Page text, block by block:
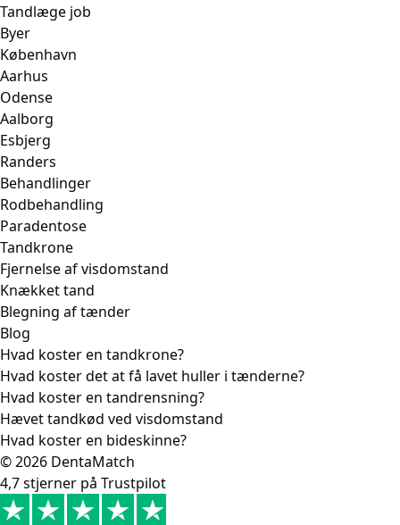
Tandlæge job
Byer
København
Aarhus
Odense
Aalborg
Esbjerg
Randers
Behandlinger
Rodbehandling
Paradentose
Tandkrone
Fjernelse af visdomstand
Knækket tand
Blegning af tænder
Blog
Hvad koster en tandkrone?
Hvad koster det at få lavet huller i tænderne?
Hvad koster en tandrensning?
Hævet tandkød ved visdomstand
Hvad koster en bideskinne?
© 2026 DentaMatch
4,7 stjerner på Trustpilot